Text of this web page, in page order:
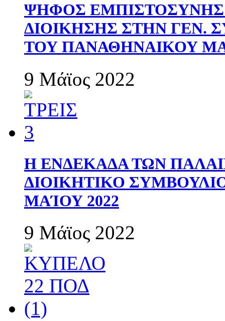
ΨΗΦΟΣ
ΔΙΟΙΚΗΣΗΣ ΣΤΗΝ ΓΕΝ.
ΤΟΥ ΠΑΝΑΘΗΝΑΙΚΟΥ
9 Μάϊος 2022
Η ΕΝΔΕΚΑΔΑ ΤΩΝ
ΔΙΟΙΚΗΤΙΚΟ
ΜΑΊΟΥ 2022
9 Μάϊος 2022